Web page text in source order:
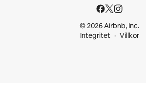
© 2026 Airbnb, Inc.
Integritet
Villkor